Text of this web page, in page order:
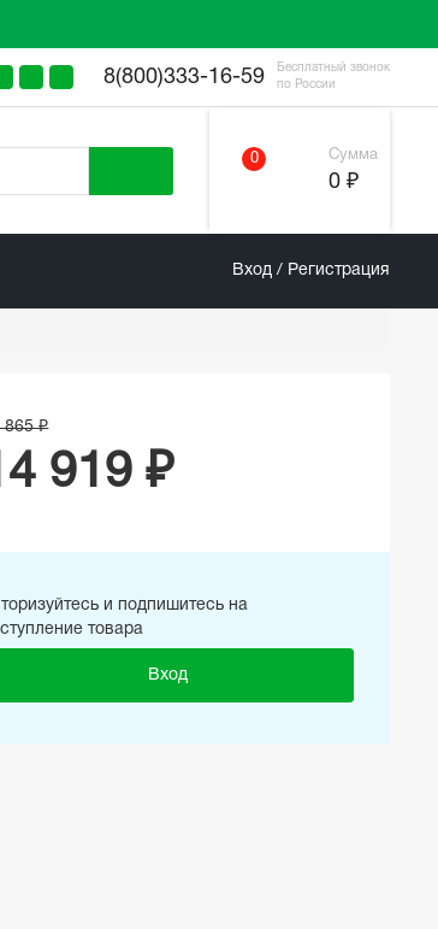
8(800)333-16-59
Бесплатный звонок
по России
0 Сумма
0 ₽
Вход / Регистрация
865 ₽
919 ₽
и подпишитесь на
товара
Вход